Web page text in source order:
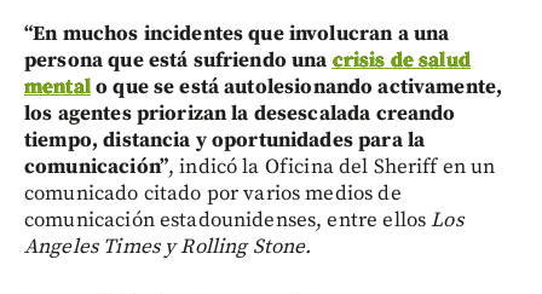
“En muchos incidentes que involucran a una
persona que está sufriendo una crisis de salud
mentalo que se está autolesionando activamente,
los agentes priorizan la desescalada creando
tiempo, distancia y oportunidades para la
comunicación”, indicó la Oficina del Sheriff en un
comunicado citado por varios medios de
comunicación estadounidenses, entre ellosLos
Angeles Times y Rolling Stone.